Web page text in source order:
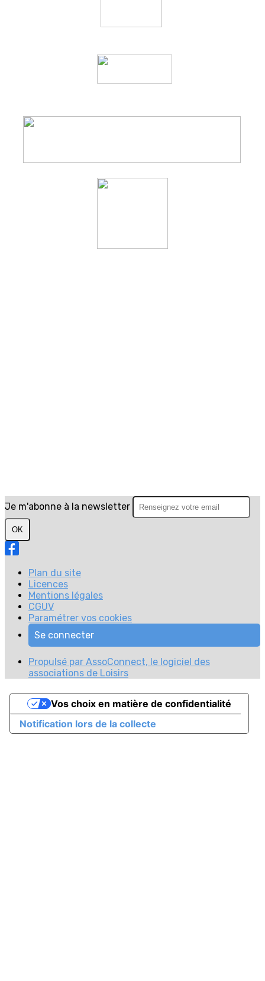
Je m'abonne à la newsletter
OK
Plan du site
Licences
Mentions légales
CGUV
Paramétrer vos cookies
Se connecter
Propulsé par AssoConnect, le logiciel des
associations de Loisirs
Notification lors de la collecte
Vos choix en matière de confidentialité